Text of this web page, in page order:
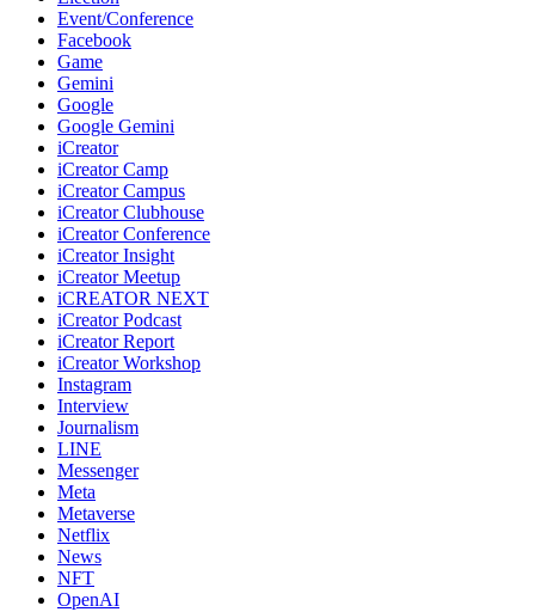
Event/Conference
Facebook
Game
Gemini
Google
Google Gemini
iCreator
iCreator Camp
iCreator Campus
iCreator Clubhouse
iCreator Conference
iCreator Insight
iCreator Meetup
iCREATOR NEXT
iCreator Podcast
iCreator Report
iCreator Workshop
Instagram
Interview
Journalism
LINE
Messenger
Meta
Metaverse
Netflix
News
NFT
OpenAI